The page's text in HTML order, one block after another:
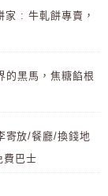
家 : 牛軋餅專賣，
的黑馬，焦糖餡根
寄放/餐廳/換錢地
費巴士